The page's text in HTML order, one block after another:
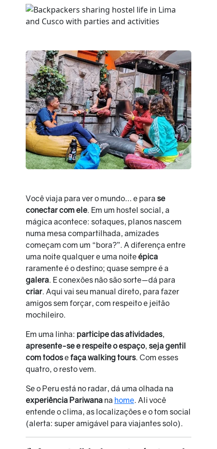
Você viaja para ver o mundo… e para se
conectar com ele. Em um hostel social, a
mágica acontece: sotaques, planos nascem
numa mesa compartilhada, amizades
começam com um “bora?”. A diferença entre
uma noite qualquer e uma noiteépica
raramente é o destino; quase sempre é a
galera. E conexões não são sorte—dá para
criar. Aqui vai seu manual direto, para fazer
amigos sem forçar, com respeito e jeitão
mochileiro.
Em uma linha: participe das atividades,
apresente-se e respeite o espaço, seja gentil
com todosefaça walking tours. Com esses
quatro, o resto vem.
Se o Peru está no radar, dá uma olhada na
experiência Pariwanana home. Ali você
entende o clima, as localizações e o tom social
(alerta: super amigável para viajantes solo).